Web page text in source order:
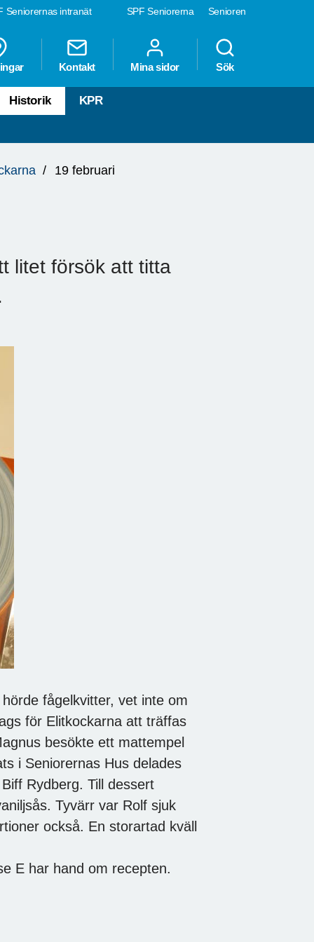
SPF Seniorerna Senioren
Seniorernas intranät
Kontakt Mina sidor Sök
Historik KPR
19 februari
litet försök att titta
fågelkvitter, vet inte om
för Elitkockarna att träffas
besökte ett mattempel
i Seniorernas Hus delades
Rydberg. Till dessert
Tyvärr var Rolf sjuk
också. En storartad kväll
E har hand om recepten.